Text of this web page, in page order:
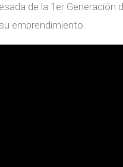
de la 1er
emprendimiento.